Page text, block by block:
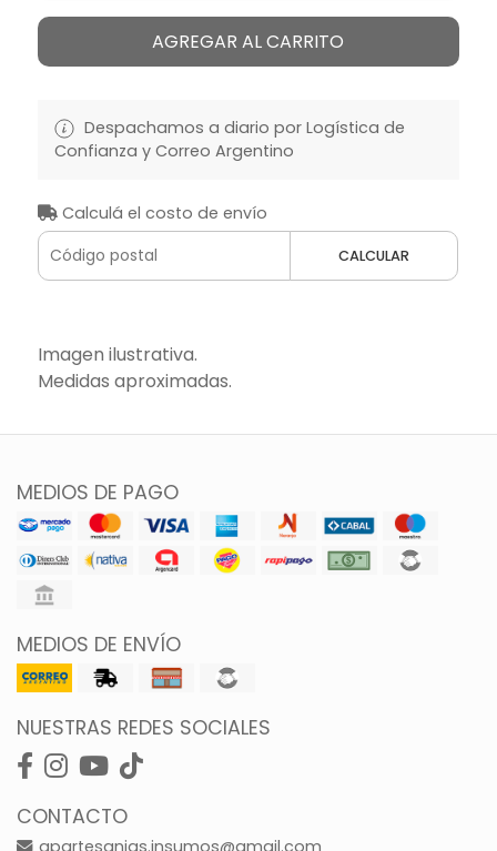
AGREGAR AL CARRITO
Despachamos a diario por Logística de
Confianza y Correo Argentino
Calculá el costo de envío
CALCULAR
Imagen ilustrativa.
Medidas aproximadas.
MEDIOS DE PAGO
MEDIOS DE ENVÍO
NUESTRAS REDES SOCIALES
CONTACTO
gpartesanias.insumos@gmail.com